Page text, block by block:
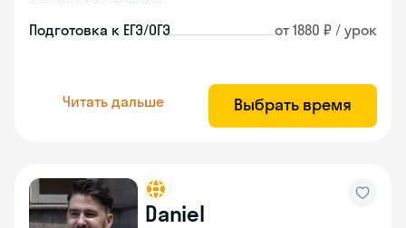
Подготовка к ЕГЭ/ОГЭ от 1880 ₽ / урок
Читать дальше Выбрать время
Daniel